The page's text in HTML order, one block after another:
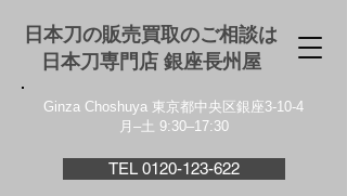
日本刀の販売買取のご相談は
日本刀専門店 銀座⻑州屋
Ginza Choshuya 東京都中央区銀座3-10-4
月–土 9:30–17:30
TEL 0120-123-622